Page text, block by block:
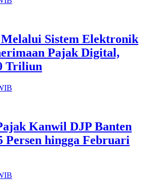
Melalui Sistem Elektronik
Pajak Digital,
Triliun
Kanwil DJP Banten
Persen hingga Februari